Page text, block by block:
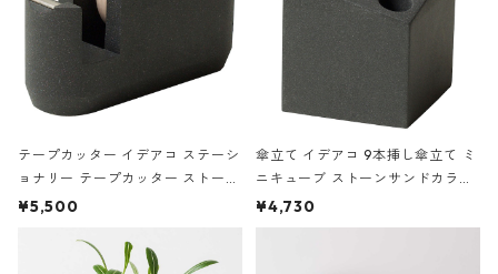
テープカッター イデアコ ステーシ
ョナリー テープカッター ストーン
サンドカラー 石調 ideaco Station
¥5,500
傘立て イデアコ 9本挿し傘立て ミ
ニキューブ ストーンサンドカラー
石調 ideaco Umbrella Stand CUB
E ストーンサンドブラック
¥4,730